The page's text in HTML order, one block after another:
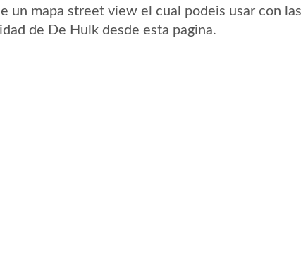
un mapa street view el cual podeis usar con las
de De Hulk desde esta pagina.